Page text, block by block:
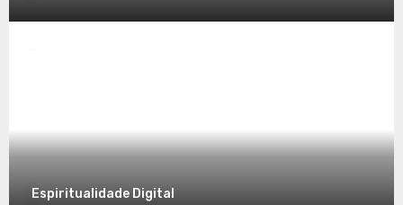
Espiritualidade Digital